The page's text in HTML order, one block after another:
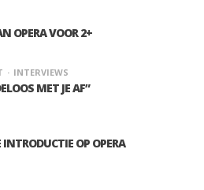
OPERA VOOR 2+
INTERVIEWS
MET JE AF”
INTRODUCTIE OP OPERA